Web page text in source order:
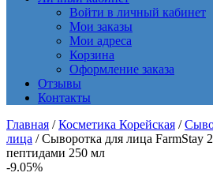
Войти в личный кабинет
Мои заказы
Мои адреса
Корзина
Оформление заказа
Отзывы
Контакты
Главная /Косметика Корейская /
лица / Сыворотка для лица FarmStay
пептидами 250 мл
-9.05%